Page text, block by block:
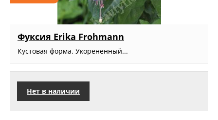
Фуксия Erika Frohmann
Кустовая форма. Укорененный...
Нет в наличии